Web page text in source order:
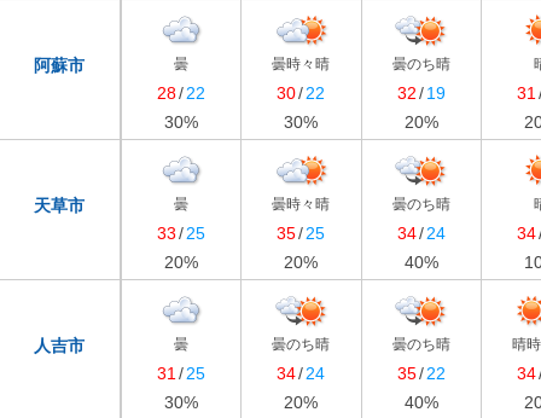
阿蘇市
天草市
人吉市
曇
28/22
30%
曇
33/25
20%
曇
31 /25
30%
曇時々晴
30/22
30%
曇時々晴
35/25
20%
曇のち晴
34/24
20%
曇のち晴
32/19
20%
曇のち晴
34/24
40%
曇のち晴
35/22
40%
31
34
晴
34